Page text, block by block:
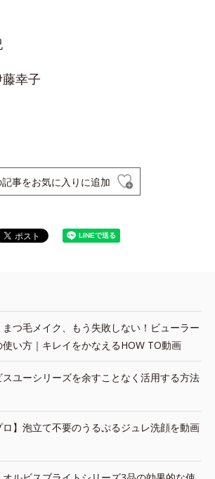
幸子
記事をお気に入りに追加
まつ毛メイク、もう失敗しない！ビューラー
使い方｜キレイをかなえるHOW TO動画
スユーシリーズを余すことなく活用する方法
ロ】泡立て不要のうるぷるジュレ洗顔を動画